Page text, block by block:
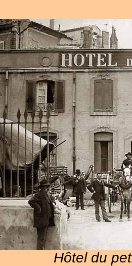
Hôtel du